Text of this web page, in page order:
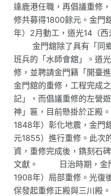
達鹿港任職，再倡議重修
修共募得1800餘元。金門
年）2月動工，道光14（
金門舘除了具有「同鄉
班兵的「水師會舘」。道
修，並聘請金門籍「開臺
金門舘的重修，工程完成
記」，而倡議重修的左營
神」匾，目前懸掛於正
1848年）彰化地震，金門
元1855）進行重修。此次
資，重修完成後，鐫刻石
文獻。 日治時期，金門
1908年）局部重修。光復
保發起重修正殿與三川殿